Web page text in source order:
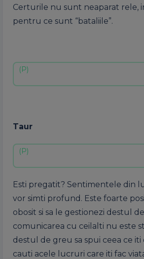
Certurile nu sunt neaparat rele,
pentru ce sunt “bataliile”.
Taur
Esti pregatit? Sentimentele din
vor simti profund. Este foarte
obosit si sa le gestionezi destul
comunicarea cu ceilalti nu este
destul de greu sa spui ceea ce iti
cauti acele lucruri care iti fac